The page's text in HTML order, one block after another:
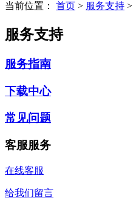
当前位置： 首页 > 服务支持 >
服务支持
服务指南
下载中心
常见问题
客服服务
在线客服
给我们留言